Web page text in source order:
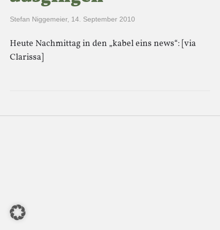
Stefan Niggemeier, 14. September 2010
Heute Nachmittag in den „kabel eins news“: [via
Clarissa]